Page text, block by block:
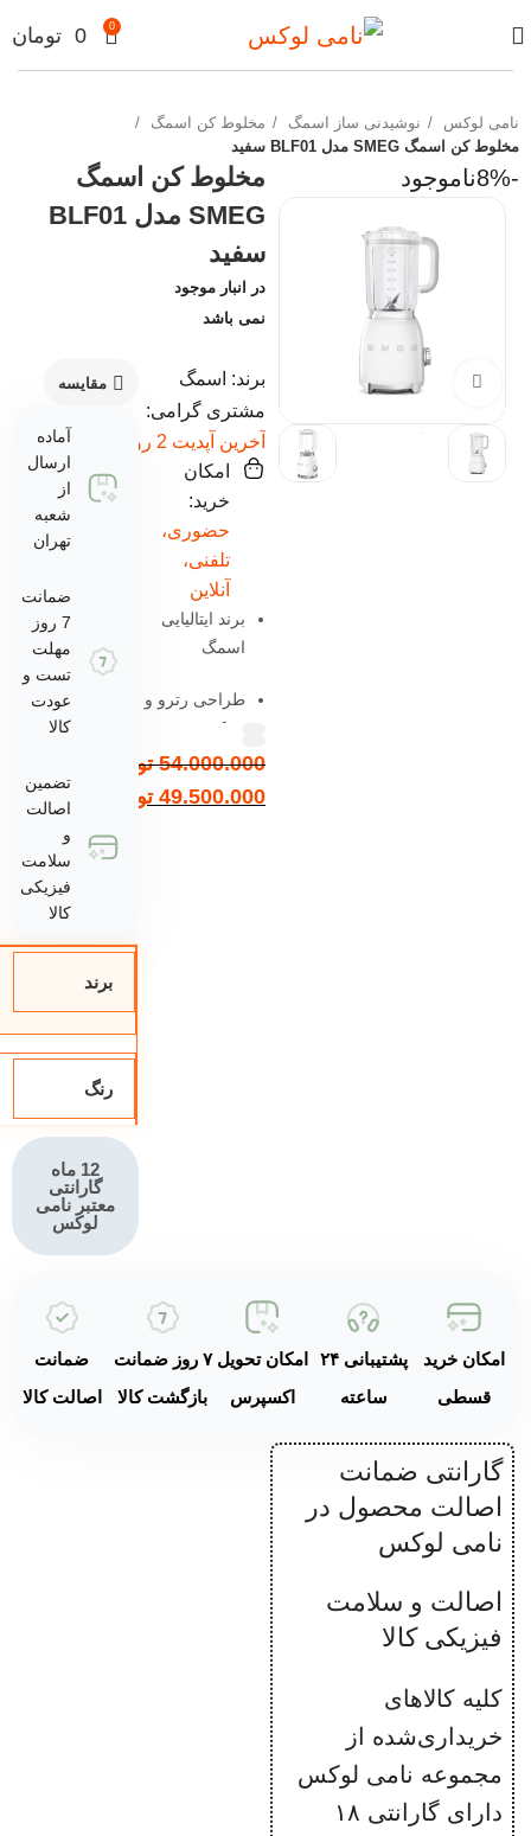
0
0 تومان
نامی لوکس نوشیدنی ساز اسمگ
مخلوط کن اسمگ
مخلوط کن اسمگ SMEG مدل BLF01 سفید
-8% ناموجود
برای بزرگنمایی کلیک کنید
مخلوط کن اسمگ
SMEG مدل BLF01
سفید
در انبار موجود
نمی باشد
برند: اسمگ
مشتری گرامی:
آخرین آپدیت 2 روز پیش
امکان
خرید:
حضوری،
تلفنی،
آنلاین
برند ایتالیایی
اسمگ
طراحی رترو و
شیک
قفل و
خاموشی
54.000.000 تومان
49.500.000 تومان
مقایسه
آماده
ارسال
از
شعبه
تهران
ضمانت
7 روز
مهلت
تست و
عودت
کالا
تضمین
اصالت
و
سلامت
فیزیکی
کالا
برند
رنگ
12 ماه
گارانتی
معتبر نامی
لوکس
امکان خرید
قسطی
پشتیبانی ۲۴
ساعته
امکان تحویل
اکسپرس
۷ روز ضمانت
بازگشت کالا
ضمانت
اصالت کالا
گارانتی ضمانت
اصالت محصول در
نامی لوکس
اصالت و سلامت
فیزیکی کالا
کلیه کالاهای
خریداری‌شده از
مجموعه نامی لوکس
دارای گارانتی ۱۸